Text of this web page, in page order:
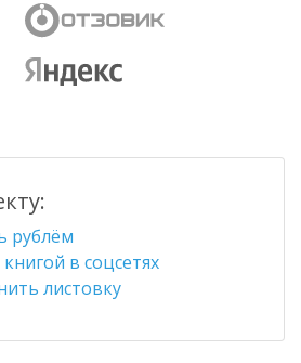
рублём
в соцсетях
листовку